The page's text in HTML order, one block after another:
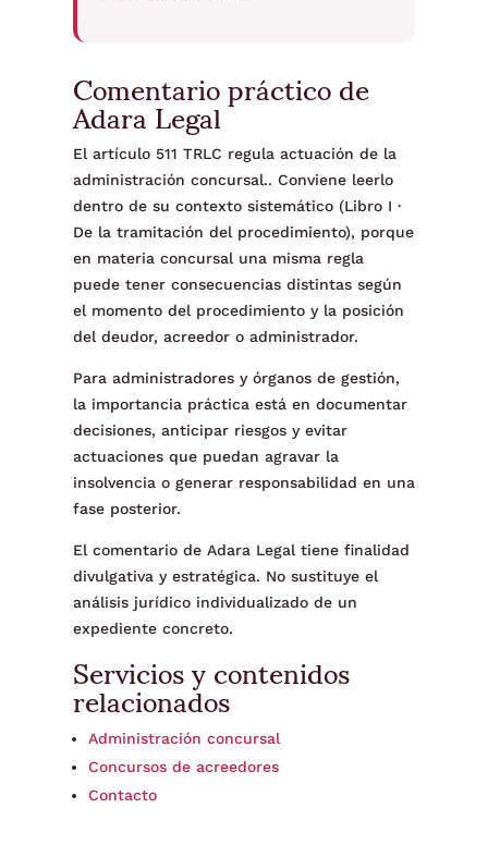
Comentario práctico de
Adara Legal
El artículo 511 TRLC regula actuación de la
administración concursal.. Conviene leerlo
dentro de su contexto sistemático (Libro I ·
De la tramitación del procedimiento), porque
en materia concursal una misma regla
puede tener consecuencias distintas según
el momento del procedimiento y la posición
del deudor, acreedor o administrador.
Para administradores y órganos de gestión,
la importancia práctica está en documentar
decisiones, anticipar riesgos y evitar
actuaciones que puedan agravar la
insolvencia o generar responsabilidad en una
fase posterior.
El comentario de Adara Legal tiene finalidad
divulgativa y estratégica. No sustituye el
análisis jurídico individualizado de un
expediente concreto.
Servicios y contenidos
relacionados
Administración concursal
Concursos de acreedores
Contacto